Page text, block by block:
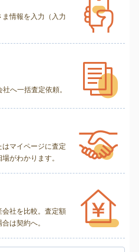
情報を入力（入力
へ一括査定依頼。
マイページに査定
がわかります。
社を比較。査定額
は契約へ。